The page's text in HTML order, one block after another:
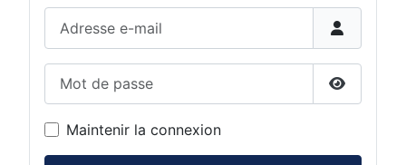
Afficher
Maintenir la connexion